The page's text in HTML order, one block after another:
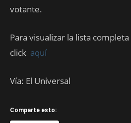
votante.
Para visualizar la lista
click aquí
Vía: El Universal
Comparte esto: